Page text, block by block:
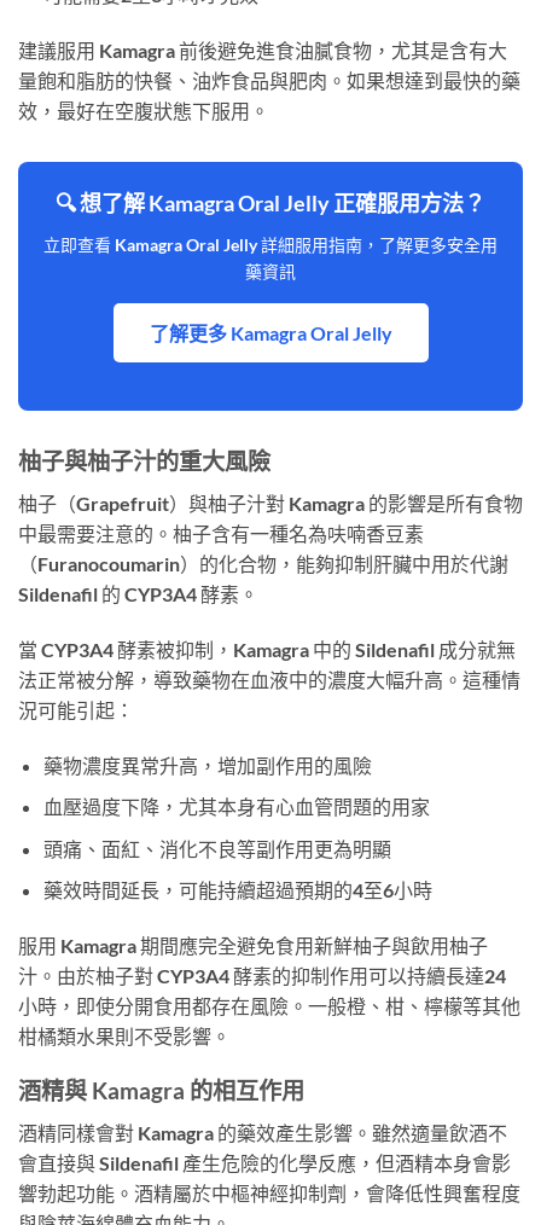
建議服用 Kamagra 前後避免進食油膩食物，尤其是含有大
量飽和脂肪的快餐、油炸食品與肥肉。如果想達到最快的藥
效，最好在空腹狀態下服用。
🔍 想了解 Kamagra Oral Jelly 正確服用方法？
立即查看 Kamagra Oral Jelly 詳細服用指南，了解更多安全用
藥資訊
了解更多 Kamagra Oral Jelly
柚子與柚子汁的重大風險
柚子（Grapefruit）與柚子汁對 Kamagra 的影響是所有食物
中最需要注意的。柚子含有一種名為呋喃香豆素
（Furanocoumarin）的化合物，能夠抑制肝臟中用於代謝
Sildenafil 的 CYP3A4 酵素。
當 CYP3A4 酵素被抑制，Kamagra 中的 Sildenafil 成分就無
法正常被分解，導致藥物在血液中的濃度大幅升高。這種情
況可能引起：
藥物濃度異常升高，增加副作用的風險
血壓過度下降，尤其本身有心血管問題的用家
頭痛、面紅、消化不良等副作用更為明顯
藥效時間延長，可能持續超過預期的4至6小時
服用 Kamagra 期間應完全避免食用新鮮柚子與飲用柚子
汁。由於柚子對 CYP3A4 酵素的抑制作用可以持續長達24
小時，即使分開食用都存在風險。一般橙、柑、檸檬等其他
柑橘類水果則不受影響。
酒精與 Kamagra 的相互作用
酒精同樣會對 Kamagra 的藥效產生影響。雖然適量飲酒不
會直接與 Sildenafil 產生危險的化學反應，但酒精本身會影
響勃起功能。酒精屬於中樞神經抑制劑，會降低性興奮程度